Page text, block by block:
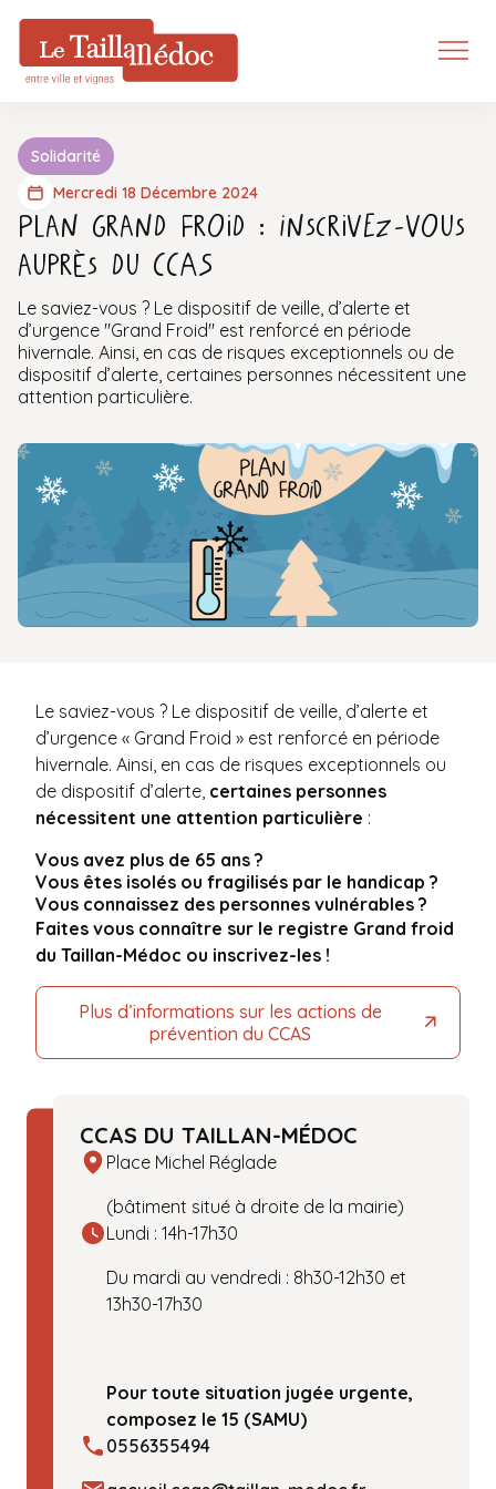
Solidarité
Mercredi 18 Décembre 2024
Plan Grand Froid : Inscrivez-vous
auprès du CCAS
Le saviez-vous ? Le dispositif de veille, d’alerte et
d’urgence "Grand Froid" est renforcé en période
hivernale. Ainsi, en cas de risques exceptionnels ou de
dispositif d’alerte, certaines personnes nécessitent une
attention particulière.
Le saviez-vous ? Le dispositif de veille, d’alerte et
d’urgence « Grand Froid » est renforcé en période
hivernale. Ainsi, en cas de risques exceptionnels ou
de dispositif d’alerte, certaines personnes
nécessitent une attention particulière :
Vous avez plus de 65 ans ?
Vous êtes isolés ou fragilisés par le handicap ?
Vous connaissez des personnes vulnérables ?
Faites vous connaître sur le registre Grand froid
du Taillan-Médoc ou inscrivez-les !
Plus d’informations sur les actions de
prévention du CCAS
CCAS DU TAILLAN-MÉDOC
Place Michel Réglade
(bâtiment situé à droite de la mairie)
Lundi : 14h-17h30
Du mardi au vendredi : 8h30-12h30 et
13h30-17h30
Pour toute situation jugée urgente,
composez le 15 (SAMU)
0556355494